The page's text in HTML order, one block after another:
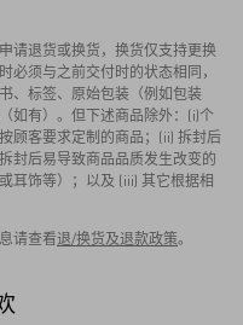
请退货或换货，换货仅支持更换
必须与之前交付时的状态相同，
、标签、原始包装（例如包装
如有）。但下述商品除外：(i)个
顾客要求定制的商品；(ii) 拆封后
封后易导致商品品质发生改变的
耳饰等）；以及 (iii) 其它根据相
请查看退/换货及退款政策。